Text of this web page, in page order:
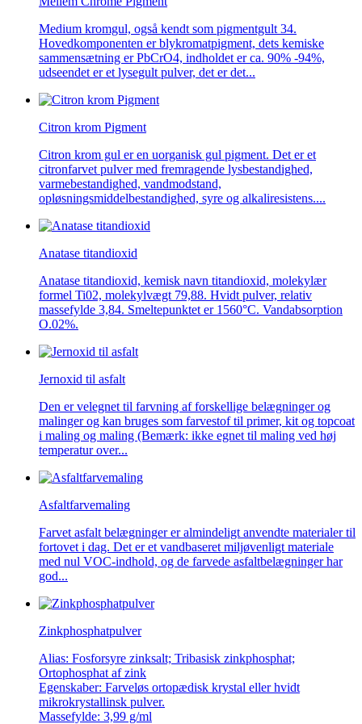
Medium kromgul, også kendt som pigmentgult 34.
Hovedkomponenten er blykromatpigment, dets kemiske
sammensætning er PbCrO4, indholdet er ca. 90% -94%,
udseendet er et lysegult pulver, det er det...
Citron krom Pigment
Citron krom gul er en uorganisk gul pigment. Det er et
citronfarvet pulver med fremragende lysbestandighed,
varmebestandighed, vandmodstand,
opløsningsmiddelbestandighed, syre og alkaliresistens....
Anatase titandioxid
Anatase titandioxid, kemisk navn titandioxid, molekylær
formel Ti02, molekylvægt 79,88. Hvidt pulver, relativ
massefylde 3,84. Smeltepunktet er 1560°C. Vandabsorption
O.02%.
Jernoxid til asfalt
Den er velegnet til farvning af forskellige belægninger og
malinger og kan bruges som farvestof til primer, kit og topcoat
i maling og maling (Bemærk: ikke egnet til maling ved høj
temperatur over...
Asfaltfarvemaling
Farvet asfalt belægninger er almindeligt anvendte materialer til
fortovet i dag. Det er et vandbaseret miljøvenligt materiale
med nul VOC-indhold, og de farvede asfaltbelægninger har
god...
Zinkphosphatpulver
Alias: Fosforsyre zinksalt; Tribasisk zinkphosphat;
Ortophosphat af zink
Egenskaber: Farveløs ortopædisk krystal eller hvidt
mikrokrystallinsk pulver.
Massefylde: 3,99 g/ml